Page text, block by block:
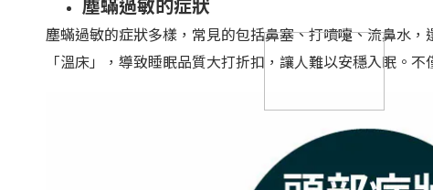
塵蟎過敏的症狀多樣，常見的包括鼻塞、打噴嚏、流鼻水
「溫床」，導致睡眠品質大打折扣，讓人難以安穩入眠。